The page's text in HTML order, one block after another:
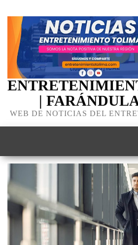
|
WEB DE NOTICIAS DEL